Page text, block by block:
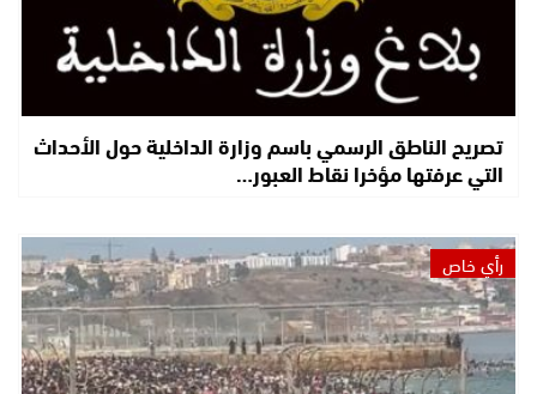
تصريح الناطق الرسمي باسم وزارة الداخلية حول الأحداث
التي عرفتها مؤخرا نقاط العبور…
رأي خاص